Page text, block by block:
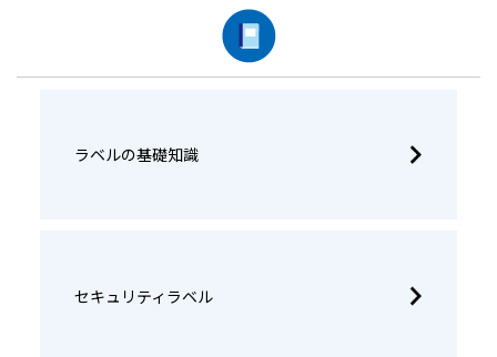
ラベルの基礎知識
セキュリティラベル